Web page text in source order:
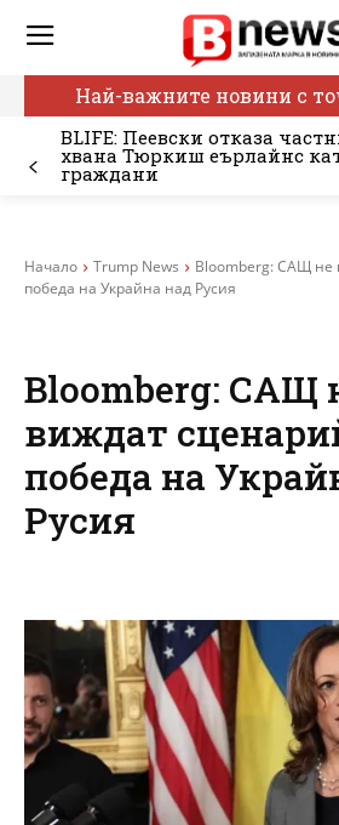
Най-важните новини с
BLIFE: Пеевски отказа
хвана Тюркиш еърлайнс
граждани
Начало Trump News
Bloomberg: САЩ не
победа на Украйна над Русия
Bloomberg: САЩ
виждат
победа на
Русия